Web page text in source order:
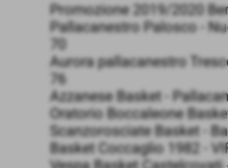
Promozione 2019/2020
Pallacanestro Palosco -
70
Aurora pallacanestro
76
Azzanese Basket -
Oratorio Boccaleone
Scanzorosciate Basket -
Basket Coccaglio 1982 -